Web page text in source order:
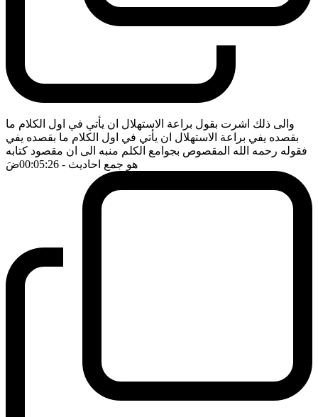
والى ذلك اشرت بقول براعة الاستهلال ان يأتي في اول الكلام ما
بقصده يفي براعة الاستهلال ان يأتي في اول الكلام ما بقصده يفي
فقوله رحمه الله المقصوص بجوامع الكلم منبه الى ان مقصود كتابه
هو جمع احاديث - 00:05:26 ضَ